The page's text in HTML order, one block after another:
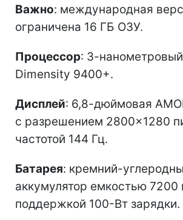
Важно: международная
ограничена 16 ГБ ОЗУ.
Процессор: 3-
Dimensity 9400+.
Дисплей: 6,8-дюймовая
с разрешением 2800×1280
частотой 144 Гц.
Батарея: кремний-
аккумулятор емкостью
поддержкой 100-Вт зарядки.